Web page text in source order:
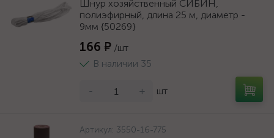
Шнур хозяйственный СИБИН,
полиэфирный, длина 25 м, диаметр -
9мм {50269}
166 ₽ /шт
В наличии 35
- + шт
Артикул: 3550-16-775